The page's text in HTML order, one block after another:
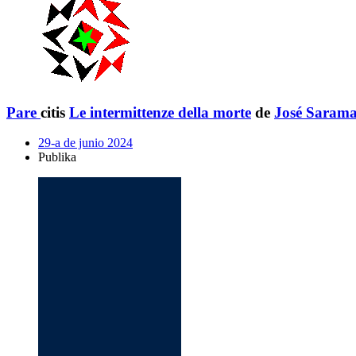
Pare citis Le intermittenze della morte de José
29-a de junio 2024
Publika